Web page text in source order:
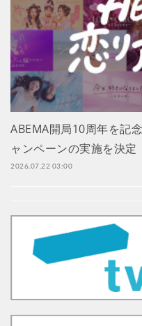
ABEMA開局10周年を記
ャンペーンの実施を決定
2026.07.22 03:00